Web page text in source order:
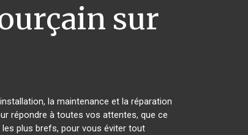
sur
la maintenance et la réparation
répondre à toutes vos attentes, que ce
plus brefs, pour vous éviter tout